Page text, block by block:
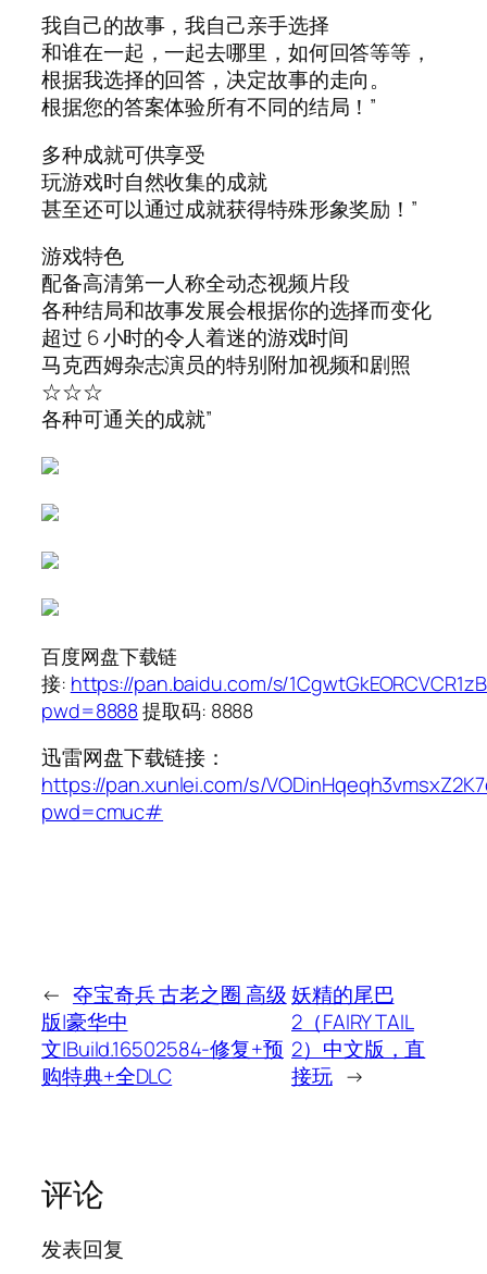
我自己的故事，我自己亲手选择
和谁在一起，一起去哪里，如何回答等等，
根据我选择的回答，决定故事的走向。
根据您的答案体验所有不同的结局！”
多种成就可供享受
玩游戏时自然收集的成就
甚至还可以通过成就获得特殊形象奖励！”
游戏特色
配备高清第一人称全动态视频片段
各种结局和故事发展会根据你的选择而变化
超过 6 小时的令人着迷的游戏时间
马克西姆杂志演员的特别附加视频和剧照
☆☆☆
各种可通关的成就”
百度网盘下载链
接: https://pan.baidu.com/s/
pwd=8888提取码: 8888
迅雷网盘下载链接：
https://pan.xunlei.com/s/
pwd=cmuc#
← 夺宝奇兵 古老之圈 高级
版|豪华中
文|Build.16502584-修复+预
购特典+全DLC
妖精的尾巴
2（FAIRY TAIL
2）中文版，直
接玩 →
评论
发表回复